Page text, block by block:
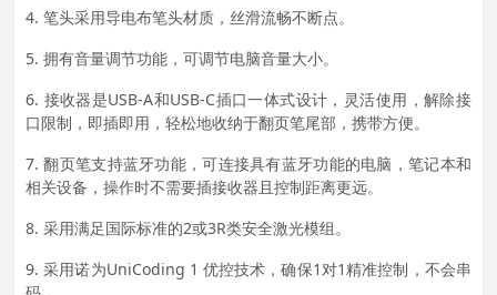
4. 笔头采用导电布笔头材质，丝滑流畅不断点。
5. 拥有音量调节功能，可调节电脑音量大小。
6. 接收器是USB-A和USB-C插口一体式设计，灵活使用，解除接
口限制，即插即用，轻松地收纳于翻页笔尾部，携带方便。
7. 翻页笔支持蓝牙功能，可连接具有蓝牙功能的电脑，笔记本和
相关设备，操作时不需要插接收器且控制距离更远。
8. 采用满足国际标准的2或3R类安全激光模组。
9. 采用诺为UniCoding 1 优控技术，确保1对1精准控制，不会串